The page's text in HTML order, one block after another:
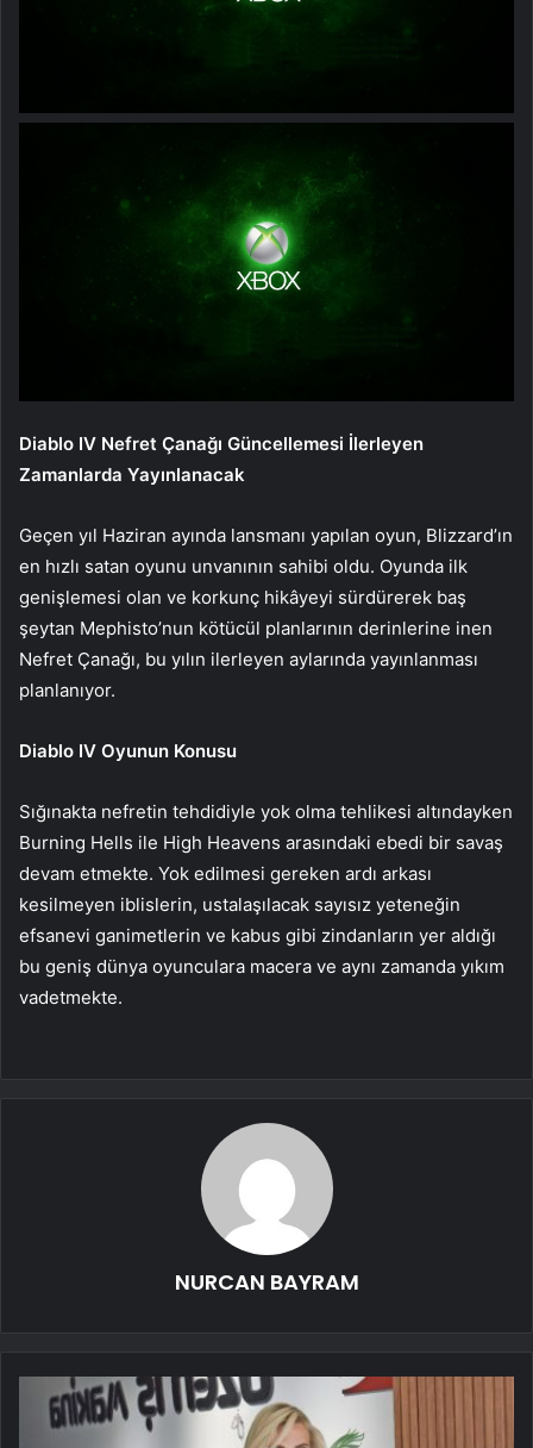
Diablo IV Nefret Çanağı Güncellemesi İlerleyen
Zamanlarda Yayınlanacak
Geçen yıl Haziran ayında lansmanı yapılan oyun, Blizzard’ın
en hızlı satan oyunu unvanının sahibi oldu. Oyunda ilk
genişlemesi olan ve korkunç hikâyeyi sürdürerek baş
şeytan Mephisto’nun kötücül planlarının derinlerine inen
Nefret Çanağı, bu yılın ilerleyen aylarında yayınlanması
planlanıyor.
Diablo IV Oyunun Konusu
Sığınakta nefretin tehdidiyle yok olma tehlikesi altındayken
Burning Hells ile High Heavens arasındaki ebedi bir savaş
devam etmekte. Yok edilmesi gereken ardı arkası
kesilmeyen iblislerin, ustalaşılacak sayısız yeteneğin
efsanevi ganimetlerin ve kabus gibi zindanların yer aldığı
bu geniş dünya oyunculara macera ve aynı zamanda yıkım
vadetmekte.
NURCAN BAYRAM